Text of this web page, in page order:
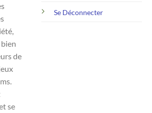
de
se
Se Déconnecter